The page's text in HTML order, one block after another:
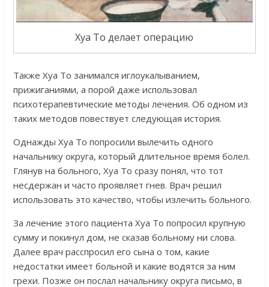
Хуа То делает операцию
Также Хуа То занимался иглоукалыванием,
прижиганиями, а порой даже использовал
психотерапевтические методы лечения. Об одном из
таких методов повествует следующая история.
Однажды Хуа То попросили вылечить одного
начальнику округа, который длительное время болел.
Глянув на больного, Хуа То сразу понял, что тот
несдержан и часто проявляет гнев. Врач решил
использовать это качество, чтобы излечить больного.
За лечение этого пациента Хуа То попросил крупную
сумму и покинул дом, не сказав больному ни слова.
Далее врач расспросил его сына о том, какие
недостатки имеет больной и какие водятся за ним
грехи. Позже он послал начальнику округа письмо, в